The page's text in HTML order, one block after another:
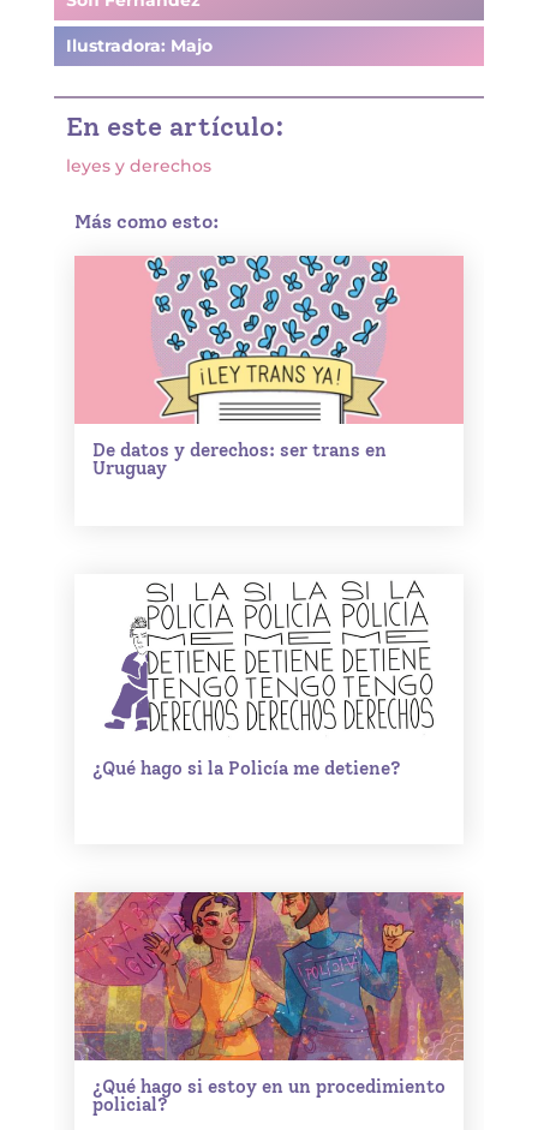
Ilustradora: Majo
En este artículo:
leyes y derechos
Más como esto:
De datos y derechos: ser trans en
Uruguay
¿Qué hago si la Policía me detiene?
¿Qué hago si estoy en un procedimiento
policial?